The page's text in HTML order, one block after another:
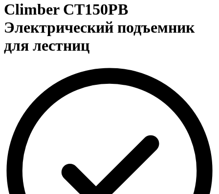
Climber CT150PB
Электрический подъемник
для лестниц